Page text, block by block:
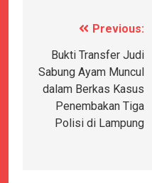
Navigasi
pos
Previous:
Bukti Transfer Judi
Sabung Ayam Muncul
dalam Berkas Kasus
Penembakan Tiga
Polisi di Lampung